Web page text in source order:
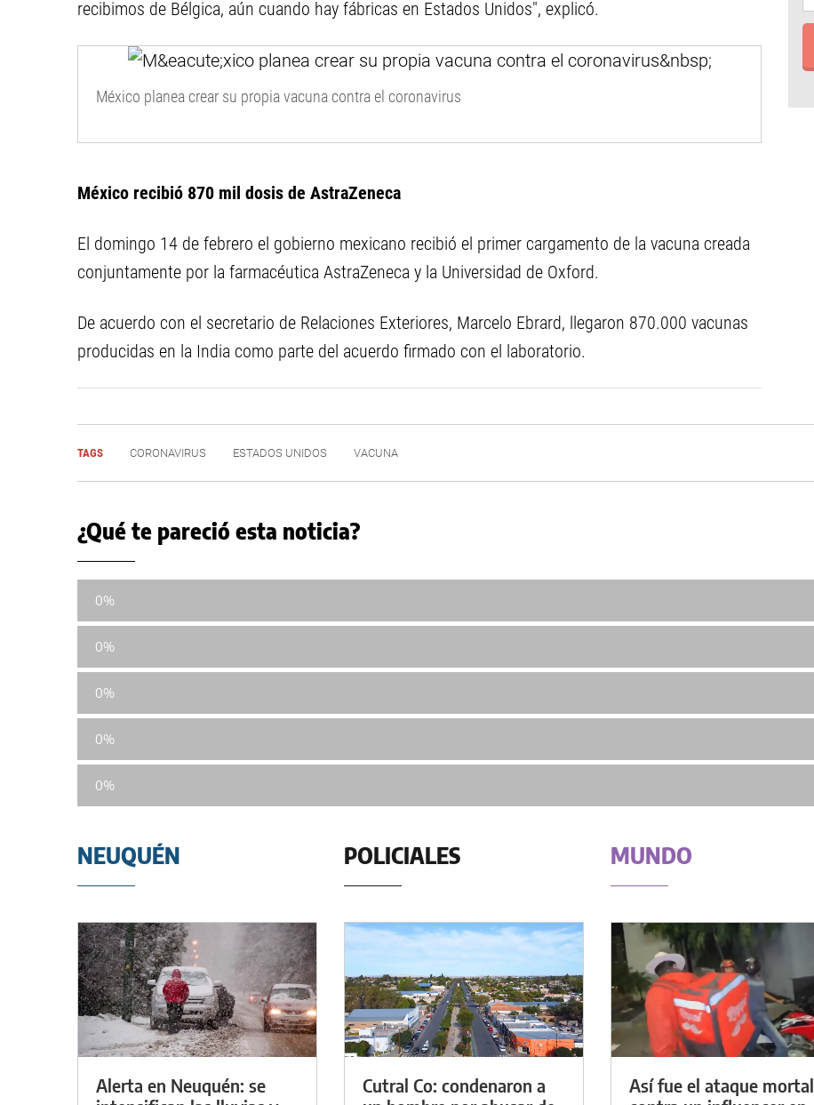
recibimos de Bélgica, aún cuando hay fábricas en Estados Unidos", explicó.
México planea crear su propia vacuna contra el coronavirus
México recibió 870 mil dosis de AstraZeneca
El domingo 14 de febrero el gobierno mexicano recibió el primer cargamento de la vacuna creada
conjuntamente por la farmacéutica AstraZeneca y la Universidad de Oxford.
De acuerdo con el secretario de Relaciones Exteriores, Marcelo Ebrard, llegaron 870.000 vacunas
producidas en la India como parte del acuerdo firmado con el laboratorio.
TAGS CORONAVIRUS ESTADOS UNIDOS VACUNA
¿Qué te pareció esta noticia?
0%
0%
0%
0%
0%
NEUQUÉN
Alerta en Neuquén: se
POLICIALES
Cutral Co: condenaron a
MUNDO
Así fue el ataque mortal